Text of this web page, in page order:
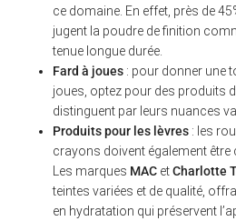
ce domaine. En effet, près de
jugent la poudre de finition
tenue longue durée.
Fard à joues: pour donner une
joues, optez pour des produits
distinguent par leurs nuances
Produits pour les lèvres: les
crayons doivent également être
Les marques MACetCharlotte
teintes variées et de qualité,
en hydratation qui préservent